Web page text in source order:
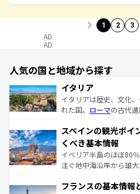
1 2 3
AD
AD
人気の国と地域から探す
イタリア
イタリアは歴史、文化
れた国。 ローマの古代
ろん、トスカーナの美
景など、自然景観も見
ピザやパスタなど、絶
できる。朝目覚めてか
なお、新着のイタリア
スペインの観光ポイ
くべき基本情報
イベリア半島のほぼ80
注ぐ地中海沿岸から雄
文化が根付くこの国で
フランスの基本情報